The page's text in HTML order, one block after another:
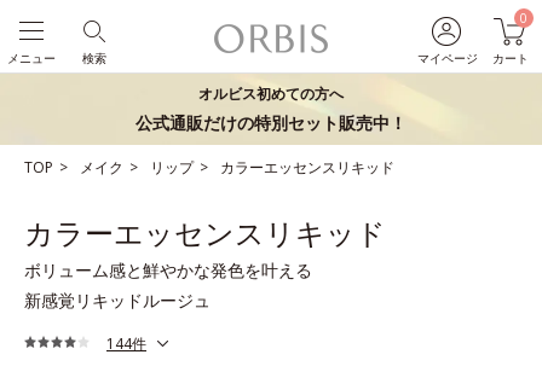
マイページ
0
カート
検索
メニュー
オルビス初めての方へ
公式通販だけの特別セット販売中！
TOP メイク リップ カラーエッセンスリキッド
カラーエッセンスリキッド
ボリューム感と鮮やかな発色を叶える
新感覚リキッドルージュ
144件